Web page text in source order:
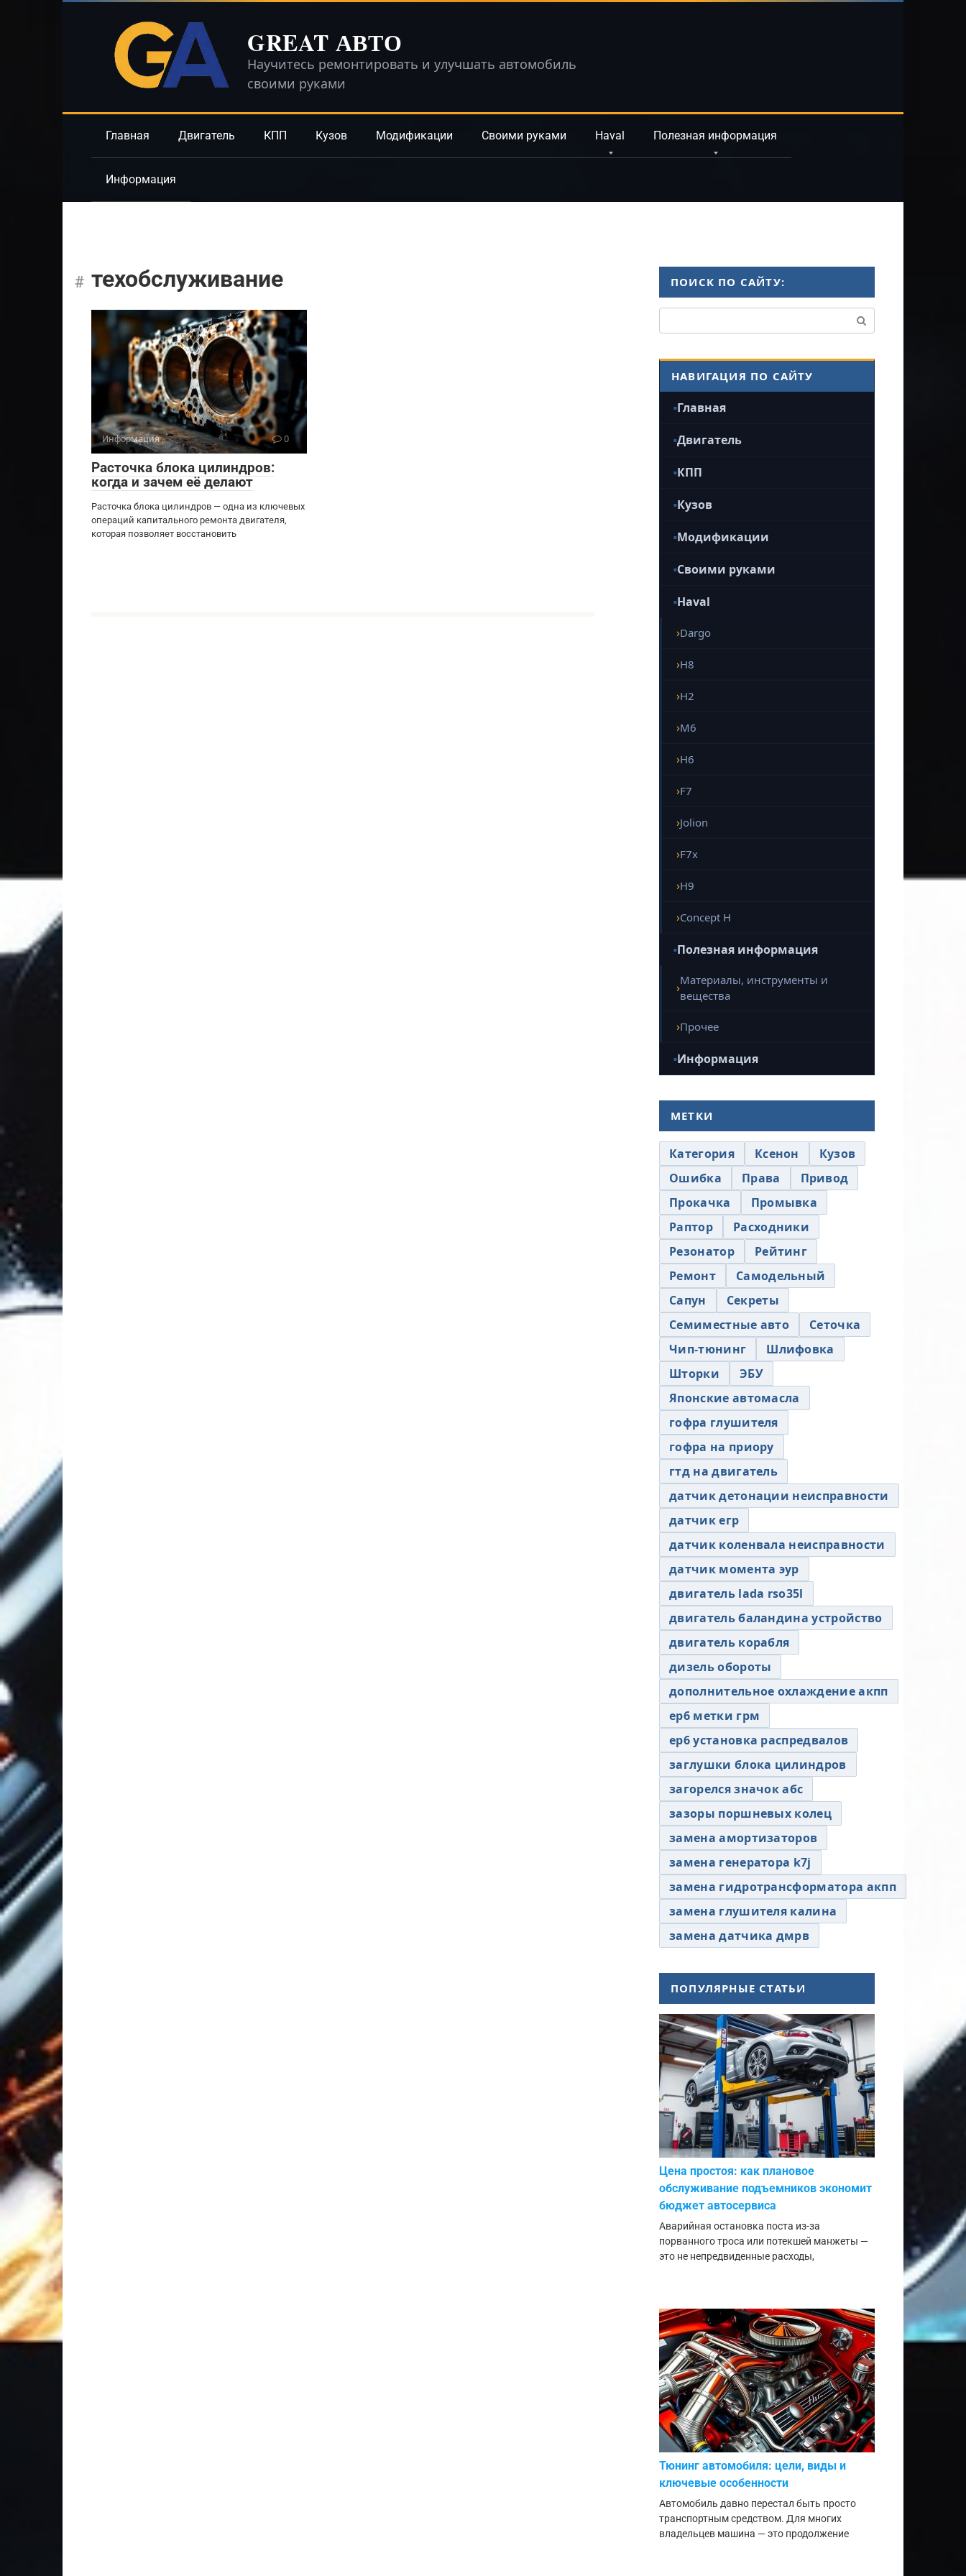
GREAT АВТО
Научитесь ремонтировать и улучшать автомобиль
своими руками
Главная Двигатель КПП Кузов Модификации Своими руками Haval Полезная информация
Информация
техобслуживание
Информация 0
Расточка блока цилиндров:
когда и зачем её делают
Расточка блока цилиндров — одна из ключевых
операций капитального ремонта двигателя,
которая позволяет восстановить
ПОИСК ПО САЙТУ:
НАВИГАЦИЯ ПО САЙТУ
Главная
Двигатель
КПП
Кузов
Модификации
Своими руками
Haval
Dargo
H8
H2
M6
H6
F7
Jolion
F7x
H9
Concept H
Полезная информация
Материалы, инструменты и
вещества
Прочее
Информация
МЕТКИ
Категория Ксенон
Кузов
Ошибка
Права
Привод
Прокачка
Промывка
Раптор
Расходники
Резонатор
Рейтинг
Ремонт
Самодельный
Сапун
Секреты
Семиместные авто
Сеточка
Чип-тюнинг
Шлифовка
Шторки
ЭБУ
Японские автомасла
гофра глушителя
гофра на приору
гтд на двигатель
датчик детонации неисправности
датчик егр
датчик коленвала неисправности
датчик момента эур
двигатель lada rso35l
двигатель баландина устройство
двигатель корабля
дизель обороты
дополнительное охлаждение акпп
ер6 метки грм
ер6 установка распредвалов
заглушки блока цилиндров
загорелся значок абс
зазоры поршневых колец
замена амортизаторов
замена генератора k7j
замена гидротрансформатора акпп
замена глушителя калина
замена датчика дмрв
ПОПУЛЯРНЫЕ СТАТЬИ
Цена простоя: как плановое
обслуживание подъемников экономит
бюджет автосервиса
Аварийная остановка поста из-за
порванного троса или потекшей манжеты —
это не непредвиденные расходы,
Тюнинг автомобиля: цели, виды и
ключевые особенности
Автомобиль давно перестал быть просто
транспортным средством. Для многих
владельцев машина — это продолжение